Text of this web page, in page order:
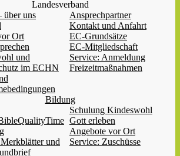
Landesverband
über uns
Ansprechpartner
Kontakt und Anfahrt
Ort
EC-Grundsätze
EC-Mitgliedschaft
und
im ECHN
Service: Anmeldung
Freizeitmaßnahmen
Bildung
Schulung Kindeswohl
Gott erleben
Angebote vor Ort
und
Service: Zuschüsse